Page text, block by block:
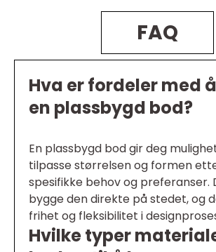
FAQ
Hva er fordeler med
en plassbygd bod?
En plassbygd bod gir deg
tilpasse størrelsen og formen
spesifikke behov og preferanser.
bygge den direkte på stedet, og
frihet og fleksibilitet i
Hvilke typer